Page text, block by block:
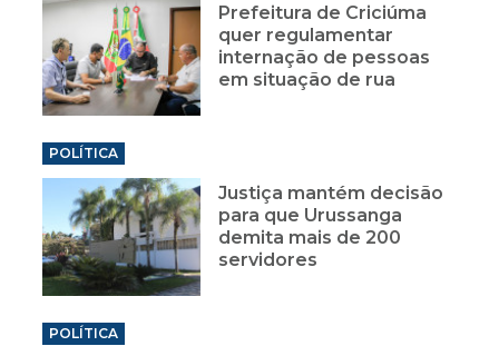
Prefeitura de Criciúma
quer regulamentar
internação de pessoas
em situação de rua
POLÍTICA
Justiça mantém decisão
para que Urussanga
demita mais de 200
servidores
POLÍTICA